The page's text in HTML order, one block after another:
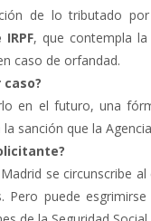
de lo tributado
, que contempla
caso de orfandad.
en el futuro, una
sanción que la
se circunscribe
puede